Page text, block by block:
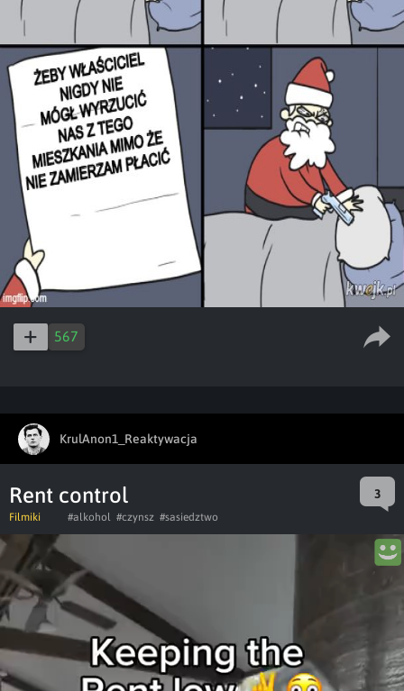
567
KrulAnon1_Reaktywacja
Rent control 3
Filmiki #alkohol #czynsz #sasiedztwo